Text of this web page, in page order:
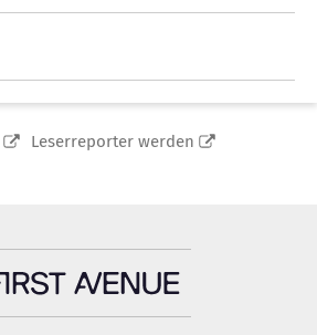
Leserreporter werden